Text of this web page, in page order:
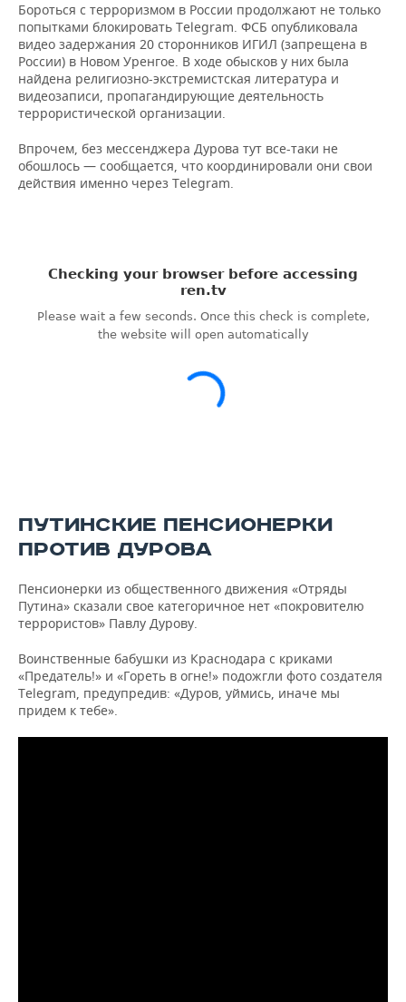
Бороться с терроризмом в России продолжают не только
попытками блокировать Telegram. ФСБ опубликовала
видео задержания 20 сторонников ИГИЛ (запрещена в
России) в Новом Уренгое. В ходе обысков у них была
найдена религиозно-экстремистская литература и
видеозаписи, пропагандирующие деятельность
террористической организации.
Впрочем, без мессенджера Дурова тут все-таки не
обошлось — сообщается, что координировали они свои
действия именно через Telegram.
ПУТИНСКИЕ ПЕНСИОНЕРКИ
ПРОТИВ ДУРОВА
Пенсионерки из общественного движения «Отряды
Путина» сказали свое категоричное нет «покровителю
террористов» Павлу Дурову.
Воинственные бабушки из Краснодара с криками
«Предатель!» и «Гореть в огне!» подожгли фото создателя
Telegram, предупредив: «Дуров, уймись, иначе мы
придем к тебе».